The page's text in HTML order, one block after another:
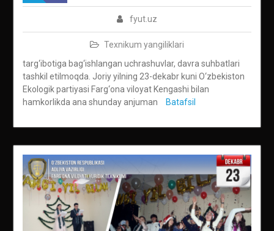
fyut.uz
Texnikum yangiliklari
targ‘ibotiga bag‘ishlangan uchrashuvlar, davra suhbatlari
tashkil etilmoqda. Joriy yilning 23-dekabr kuni O‘zbekiston
Ekologik partiyasi Farg‘ona viloyat Kengashi bilan
hamkorlikda ana shunday anjuman
Batafsil